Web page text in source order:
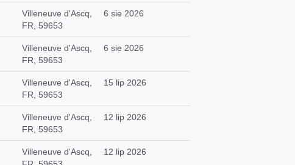
Villeneuve d'Ascq,
FR, 59653
6 sie 2026
Villeneuve d'Ascq,
FR, 59653
6 sie 2026
Villeneuve d'Ascq,
FR, 59653
15 lip 2026
Villeneuve d'Ascq,
FR, 59653
12 lip 2026
Villeneuve d'Ascq,
12 lip 2026